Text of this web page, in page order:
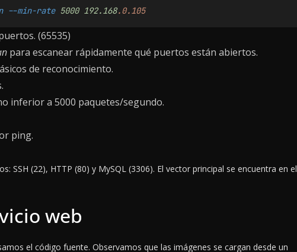
--min-rate 5000 192.168.0.105
(65535)
para escanear rápidamente qué puertos están abiertos.
de reconocimiento.
inferior a 5000 paquetes/segundo.
ping.
SSH (22), HTTP (80) y MySQL (3306). El vector principal se encuentra en el
web
el código fuente. Observamos que las imágenes se cargan desde un